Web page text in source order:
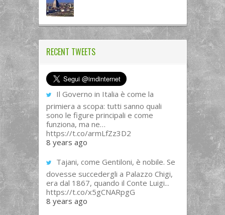
RECENT TWEETS
Il Governo in Italia è come la
primiera a scopa: tutti sanno quali
sono le figure principali e come
funziona, ma ne…
https://t.co/armLfZz3D2
8 years ago
Tajani, come Gentiloni, è nobile. Se
dovesse succedergli a Palazzo Chigi,
era dal 1867, quando il Conte Luigi...
https://t.co/x5gCNARpgG
8 years ago